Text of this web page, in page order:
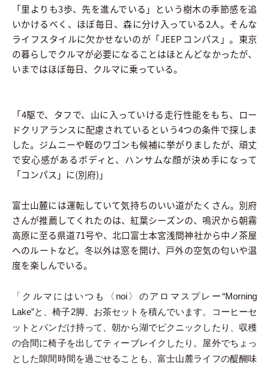
「里よりも3歩、先を進んでいる」という樹木の季節感を追
いかけるべく、ほぼ毎日、森に分け入っている2人。そんな
ライフスタイルに欠かせないのが「JEEP コンパス」。東京
の暮らしでクルマが必要になることはほとんどなかったが、
いまではほぼ毎日、クルマに乗っている。
「4駆で、タフで、山に入っていける走行性能をもち、ロー
ドクリアランスに配慮されているという4つの条件で探しま
した。ジムニーや軽のワゴンも候補に挙がりましたが、頑丈
で安心感があるボディと、ハンサムな顔が決め手になって
「コンパス」に(別府)」
富士山麓には運転していて気持ちのいい道がたくさん。別府
さんが推薦してくれたのは、紅葉シーズンの、鳴沢から朝霧
高原に至る県道71号や、北口富士本宮浅間神社から中ノ茶屋
へのルートなど。冬以外は窓を開け、戸外の空気の匂いや温
度を楽しんでいる。
「クルマにはいつも〈noi〉のアロマスプレー“Morning
Lake”と、椅子2脚、お茶セットを積んでいます。コーヒーセ
ットとパンだけ持って、朝から湖でピクニックしたり、収穫
の合間に椅子を出してティーブレイクしたり。屋外でちょっ
とした隙間時間を過ごせることも、富士山麓ライフの醍醐味